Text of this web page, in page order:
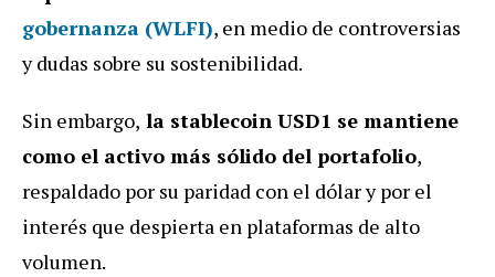
gobernanza (WLFI), en medio de controversias
y dudas sobre su sostenibilidad.
Sin embargo, la stablecoin USD1 se mantiene
como el activo más sólido del portafolio,
respaldado por su paridad con el dólar y por el
interés que despierta en plataformas de alto
volumen.